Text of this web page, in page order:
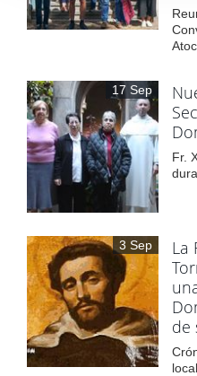
17 Sep
Fr.
3 Sep
La
de